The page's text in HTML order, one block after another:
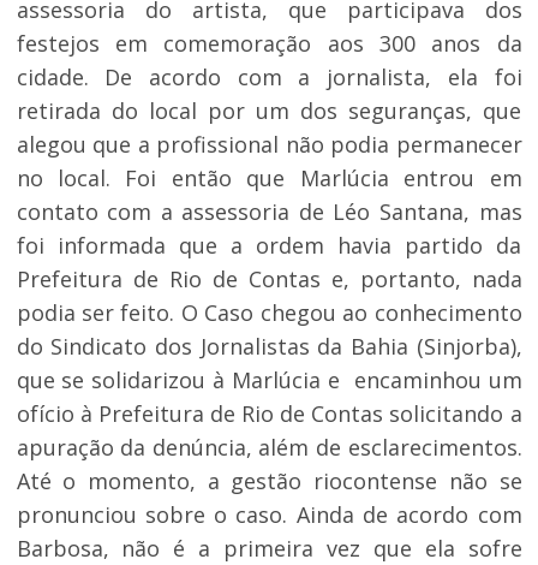
assessoria do artista, que participava dos
festejos em comemoração aos 300 anos da
cidade. De acordo com a jornalista, ela foi
retirada do local por um dos seguranças, que
alegou que a profissional não podia permanecer
no local. Foi então que Marlúcia entrou em
contato com a assessoria de Léo Santana, mas
foi informada que a ordem havia partido da
Prefeitura de Rio de Contas e, portanto, nada
podia ser feito. O Caso chegou ao conhecimento
do Sindicato dos Jornalistas da Bahia (Sinjorba),
que se solidarizou à Marlúcia e encaminhou um
ofício à Prefeitura de Rio de Contas solicitando a
apuração da denúncia, além de esclarecimentos.
Até o momento, a gestão riocontense não se
pronunciou sobre o caso. Ainda de acordo com
Barbosa, não é a primeira vez que ela sofre